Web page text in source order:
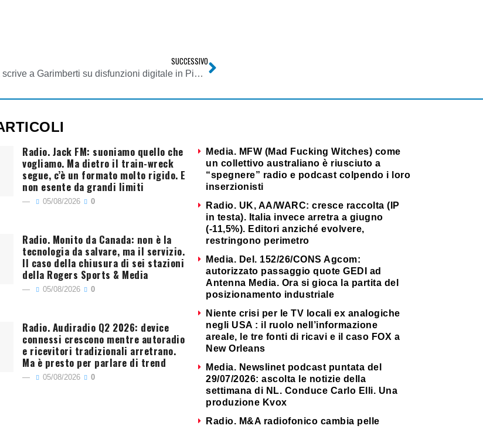
SUCCESSIVO
RAI, Cota scrive a Garimberti su disfunzioni digitale in Piemonte: “Affinchè intervenga subito sulla vicenda”
Radio. Jack FM: suoniamo quello che
vogliamo. Ma dietro il train-wreck
segue, c’è un formato molto rigido. E
non esente da grandi limiti
05/08/2026 0
Radio. Monito da Canada: non è la
tecnologia da salvare, ma il servizio.
Il caso della chiusura di sei stazioni
della Rogers Sports & Media
05/08/2026 0
Radio. Audiradio Q2 2026: device
connessi crescono mentre autoradio
e ricevitori tradizionali arretrano.
Ma è presto per parlare di trend
05/08/2026 0
Media. MFW (Mad Fucking Witches) come
un collettivo australiano è riusciuto a
“spegnere” radio e podcast colpendo i loro
inserzionisti
Radio. UK, AA/WARC: cresce raccolta (IP
in testa). Italia invece arretra a giugno
(-11,5%). Editori anziché evolvere,
restringono perimetro
Media. Del. 152/26/CONS Agcom:
autorizzato passaggio quote GEDI ad
Antenna Media. Ora si gioca la partita del
posizionamento industriale
Niente crisi per le TV locali ex analogiche
negli USA : il ruolo nell’informazione
areale, le tre fonti di ricavi e il caso FOX a
New Orleans
Media. Newslinet podcast puntata del
29/07/2026: ascolta le notizie della
settimana di NL. Conduce Carlo Elli. Una
produzione Kvox
Radio. M&A radiofonico cambia pelle